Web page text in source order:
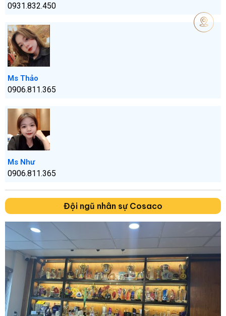
0931.832.450
Ms Thảo
0906.811.365
Ms Như
0906.811.365
Đội ngũ nhân sự Cosaco